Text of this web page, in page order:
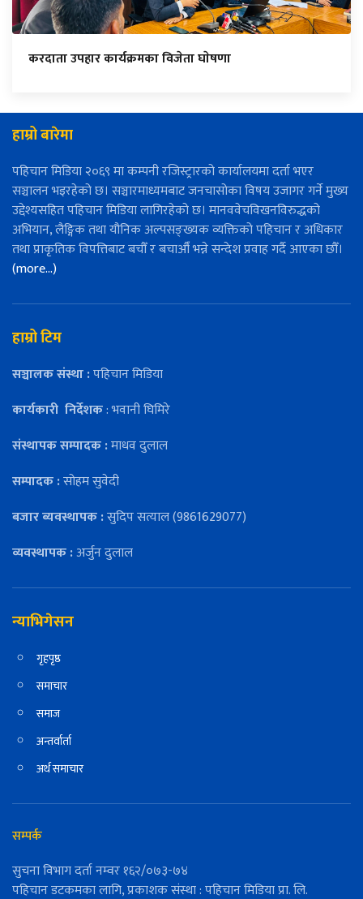
करदाता उपहार कार्यक्रमका विजेता घाेषणा
हाम्रो बारेमा
पहिचान मिडिया २०६९ मा कम्पनी रजिस्ट्रारको कार्यालयमा दर्ता भएर
सञ्चालन भइरहेको छ। सञ्चारमाध्यमबाट जनचासोका विषय उजागर गर्ने मुख्य
उद्देश्यसहित पहिचान मिडिया लागिरहेको छ। मानववेचविखनविरुद्धको
अभियान, लैङ्गिक तथा यौनिक अल्पसङ्ख्यक व्यक्तिको पहिचान र अधिकार
तथा प्राकृतिक विपत्तिबाट बचौँ र बचाऔँ भन्ने सन्देश प्रवाह गर्दै आएका छौँ।
(more…)
हाम्रो टिम
सञ्चालक संस्था :पहिचान मिडिया
कार्यकारी निर्देशक: भवानी घिमिरे
संस्थापक सम्पादक :माधव दुलाल
सम्पादक :सोहम सुवेदी
बजार ब्यवस्थापक :सुदिप सत्याल (9861629077)
व्यवस्थापक :अर्जुन दुलाल
न्याभिगेसन
गृहपृष्ठ
समाचार
समाज
अन्तर्वार्ता
अर्थ समाचार
सम्पर्क
सुचना विभाग दर्ता नम्वर १६२/०७३-७४
पहिचान डटकमका लागि, प्रकाशक संस्था : पहिचान मिडिया प्रा. लि.